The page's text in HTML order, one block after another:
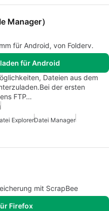
Manager）
für Android, von Folderv.
für Android
Dateien aus dem
der ersten
FTP…
ExplorerDatei Manager
mit ScrapBee
Firefox